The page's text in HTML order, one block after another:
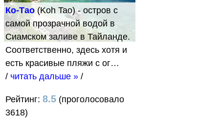
Ко-Тао (Koh Tao) - остров с
самой прозрачной водой в
Сиамском заливе в Тайланде.
Соответственно, здесь хотя и
есть красивые пляжи с ог…
/ читать дальше » /
Рейтинг: 8.5 (проголосовало
3618)